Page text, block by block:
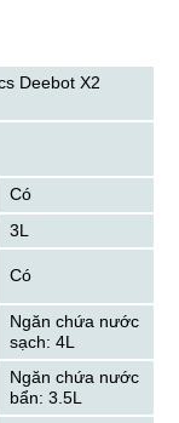
Deebot X2
Có
3L
Có
Ngăn chứa nước
sạch: 4L
Ngăn chứa nước
bẩn: 3.5L